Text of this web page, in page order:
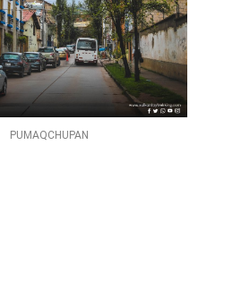
PUMAQCHUPAN